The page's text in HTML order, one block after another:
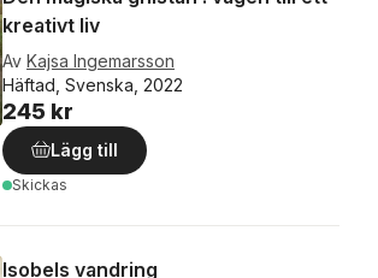
kreativt liv
Av Kajsa Ingemarsson
Häftad, Svenska, 2022
245 kr
Lägg till
Skickas
Isobels vandring